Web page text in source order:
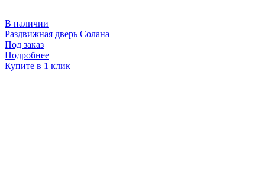
В наличии
Раздвижная дверь Солана
Под заказ
Подробнее
Купите в 1 клик